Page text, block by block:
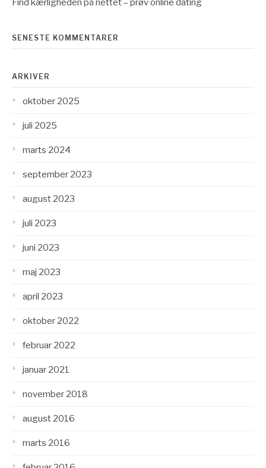
Find kærligheden på nettet – prøv online dating
SENESTE KOMMENTARER
ARKIVER
oktober 2025
juli 2025
marts 2024
september 2023
august 2023
juli 2023
juni 2023
maj 2023
april 2023
oktober 2022
februar 2022
januar 2021
november 2018
august 2016
marts 2016